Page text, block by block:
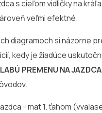
s cieľom vidličky na
veľmi efektné.
diagramoch si názorne
kedy je žiadúce
PREMENU NA JAZDCA
- mat 1. ťahom